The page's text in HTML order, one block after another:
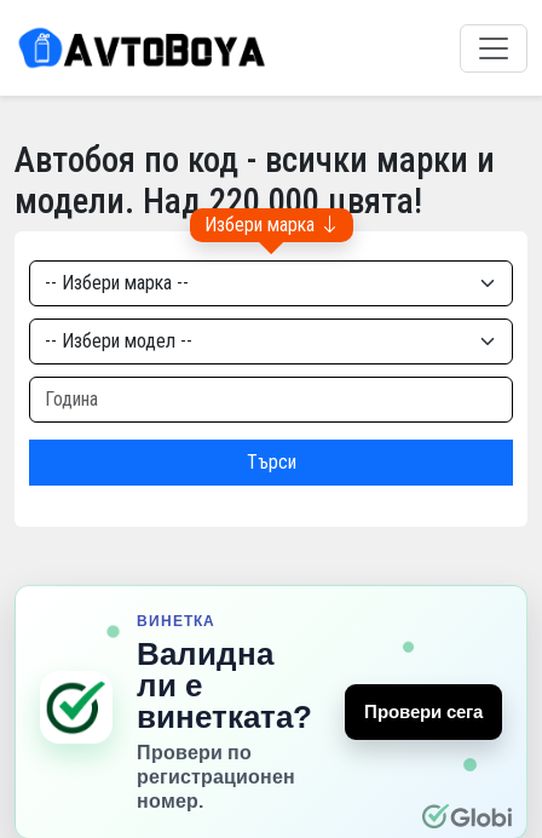
Автобоя по код - всички марки и
модели. Над 220 000 цвята!
Избери марка
Търси